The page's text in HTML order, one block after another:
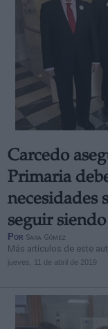
Carcedo
Primaria
necesidades
seguir
Por Sara Gómez
Más artículos de este
jueves, 11 de abril de 2019